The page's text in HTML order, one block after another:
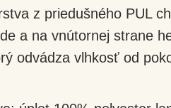
z priedušného PUL
a na vnútornej strane
odvádza vlhkosť od